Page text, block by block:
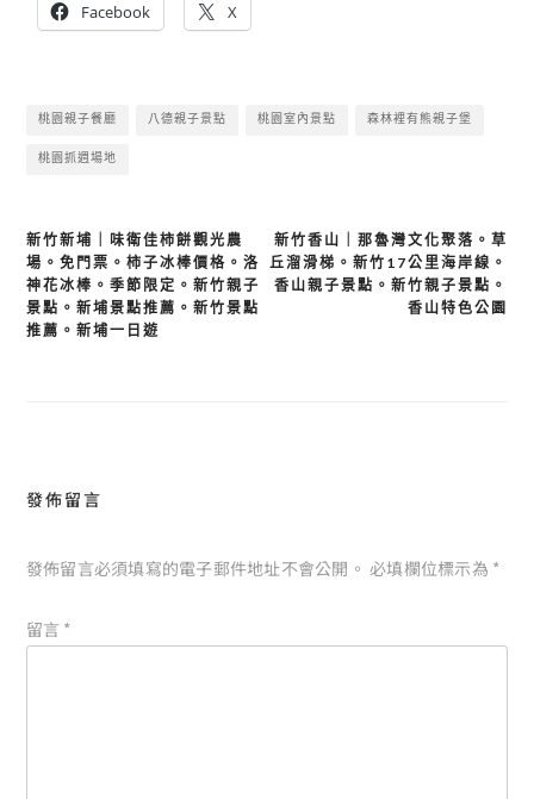
Facebook X
桃園親子餐廳 八德親子景點 桃園室內景點 森林裡有熊親子堡
桃園抓週場地
文
章
導
覽
新竹香山｜那魯灣文化聚落。草
丘溜滑梯。新竹17公里海岸線。
香山親子景點。新竹親子景點。
香山特色公園
新竹新埔｜味衛佳柿餅觀光農
場。免門票。柿子冰棒價格。洛
神花冰棒。季節限定。新竹親子
景點。新埔景點推薦。新竹景點
推薦。新埔一日遊
發佈留言
發佈留言必須填寫的電子郵件地址不會公開。 必填欄位標示為 *
留言 *